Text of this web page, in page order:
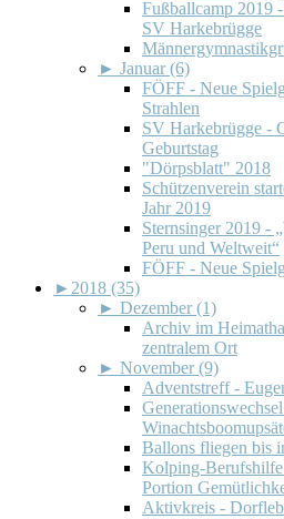
Fußballcamp 2019
SV Harkebrügge
► Januar (6)
FÖFF - Neue
Strahlen
SV Harkebrügge -
Geburtstag
"Dörpsblatt" 2018
Schützenverein
Jahr 2019
Sternsinger 2019 -
Peru und Weltweit“
FÖFF - Neue
► 2018 (35)
► Dezember (1)
Archiv im
zentralem Ort
► November (9)
Adventstreff -
Ballons fliegen bis
Kolping-
Portion
Aktivkreis -